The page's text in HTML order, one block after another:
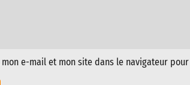
e-mail et mon site dans le navigateur